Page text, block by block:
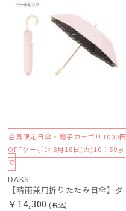
会員限定日傘・帽子カテゴリ1000円
OFFクーポン 8月18日(火)10：59ま
で
DAKS
【晴雨兼用折りたたみ
￥14,300 (税込)